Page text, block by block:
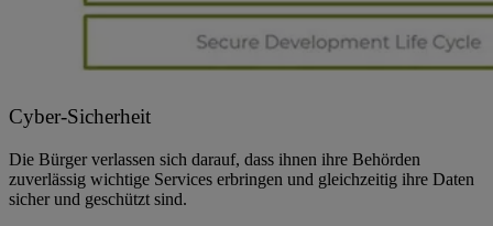
Cyber-Sicherheit
Die Bürger verlassen sich darauf, dass ihnen ihre Behörden
zuverlässig wichtige Services erbringen und gleichzeitig ihre Daten
sicher und geschützt sind.